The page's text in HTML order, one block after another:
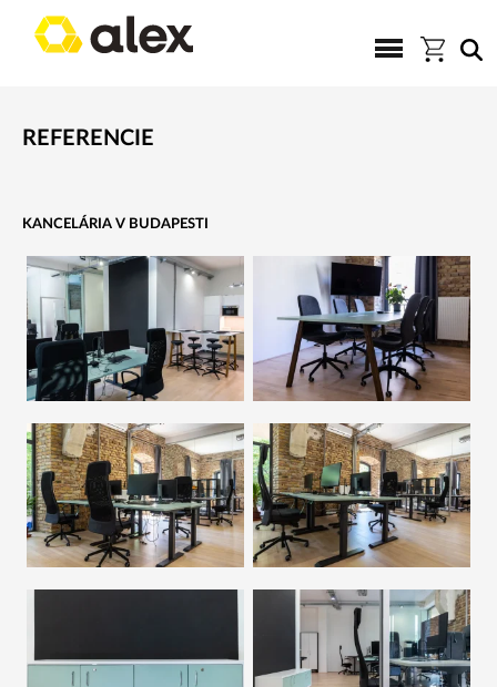
REFERENCIE
KANCELÁRIA V BUDAPESTI